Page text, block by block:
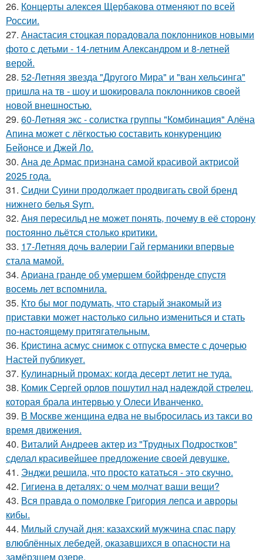
26. Концерты алексея Щербакова отменяют по всей
России.
27. Анастасия стоцкая порадовала поклонников новыми
фото с детьми - 14-летним Александром и 8-летней
верой.
28. 52-Летняя звезда "Другого Мира" и "ван хельсинга"
пришла на тв - шоу и шокировала поклонников своей
новой внешностью.
29. 60-Летняя экс - солистка группы "Комбинация" Алёна
Апина может с лёгкостью составить конкуренцию
Бейонсе и Джей Ло.
30. Ана де Армас признана самой красивой актрисой
2025 года.
31. Сидни Суини продолжает продвигать свой бренд
нижнего белья Syrn.
32. Аня пересильд не может понять, почему в её сторону
постоянно льётся столько критики.
33. 17-Летняя дочь валерии Гай германики впервые
стала мамой.
34. Ариана гранде об умершем бойфренде спустя
восемь лет вспомнила.
35. Кто бы мог подумать, что старый знакомый из
приставки может настолько сильно измениться и стать
по-настоящему притягательным.
36. Кристина асмус снимок с отпуска вместе с дочерью
Настей публикует.
37. Кулинарный промах: когда десерт летит не туда.
38. Комик Сергей орлов пошутил над надеждой стрелец,
которая брала интервью у Олеси Иванченко.
39. В Москве женщина едва не выбросилась из такси во
время движения.
40. Виталий Андреев актер из "Трудных Подростков"
сделал красивейшее предложение своей девушке.
41. Энджи решила, что просто кататься - это скучно.
42. Гигиена в деталях: о чем молчат ваши вещи?
43. Вся правда о помолвке Григория лепса и авроры
кибы.
44. Милый случай дня: казахский мужчина спас пару
влюблённых лебедей, оказавшихся в опасности на
замёрзшем озере.